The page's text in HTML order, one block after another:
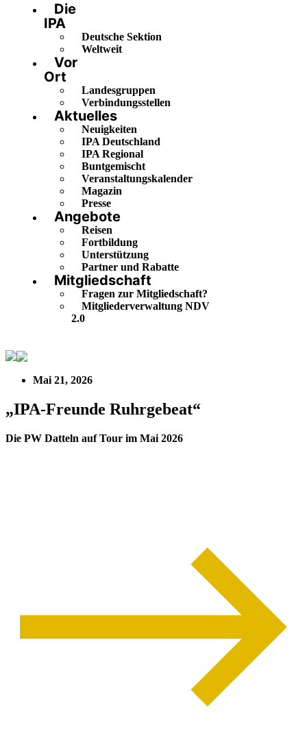
Die
IPA
Deutsche Sektion
Weltweit
Vor
Ort
Landesgruppen
Verbindungsstellen
Aktuelles
Neuigkeiten
IPA Deutschland
IPA Regional
Buntgemischt
Veranstaltungskalender
Magazin
Presse
Angebote
Reisen
Fortbildung
Unterstützung
Partner und Rabatte
Mitgliedschaft
Fragen zur Mitgliedschaft?
Mitgliederverwaltung NDV
2.0
Mai 21, 2026
„IPA-Freunde Ruhrgebeat“
Die PW Datteln auf Tour im Mai 2026